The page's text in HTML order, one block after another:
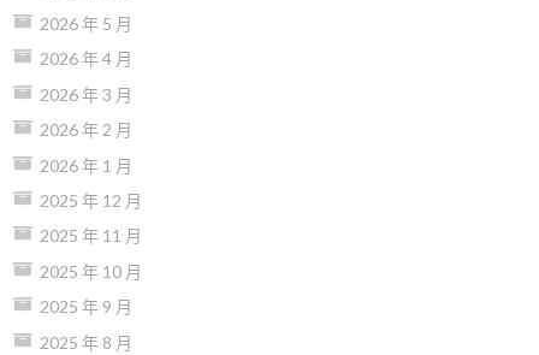
2026 年 5 月
2026 年 4 月
2026 年 3 月
2026 年 2 月
2026 年 1 月
2025 年 12 月
2025 年 11 月
2025 年 10 月
2025 年 9 月
2025 年 8 月